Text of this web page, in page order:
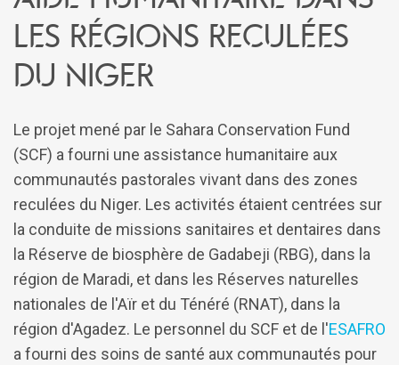
les régions reculées
du Niger
Le projet mené par le Sahara Conservation Fund
(SCF) a fourni une assistance humanitaire aux
communautés pastorales vivant dans des zones
reculées du Niger. Les activités étaient centrées sur
la conduite de missions sanitaires et dentaires dans
la Réserve de biosphère de Gadabeji (RBG), dans la
région de Maradi, et dans les Réserves naturelles
nationales de l'Aïr et du Ténéré (RNAT), dans la
région d'Agadez. Le personnel du SCF et de l'ESAFRO
a fourni des soins de santé aux communautés pour